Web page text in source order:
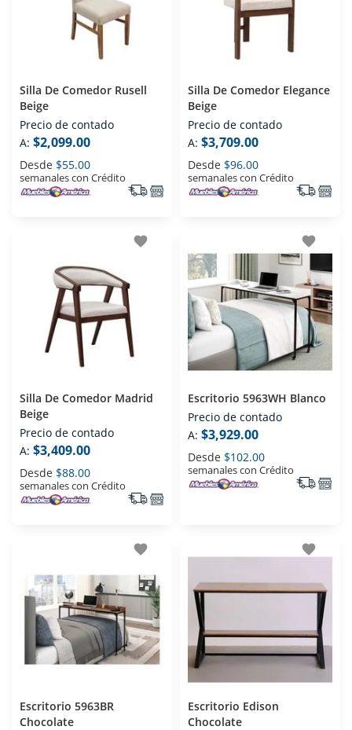
Silla De Comedor Rusell
Beige
Precio de contado
A: $2,099.00
Desde $55.00
semanales con Crédito
Silla De Comedor Elegance
Beige
Precio de contado
A: $3,709.00
Desde $96.00
semanales con Crédito
favorite
Silla De Comedor Madrid
Beige
Precio de contado
A: $3,409.00
Desde $88.00
semanales con Crédito
favorite
Escritorio 5963WH Blanco
Precio de contado
A: $3,929.00
Desde $102.00
semanales con Crédito
favorite
Escritorio 5963BR
Chocolate
favorite
Escritorio Edison
Chocolate